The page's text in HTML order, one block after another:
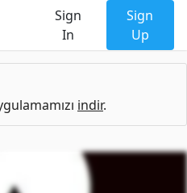
Sign
In
Sign
Up
indir.